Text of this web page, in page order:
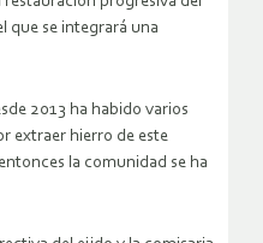
que se integrará una
2013 ha habido varios
extraer hierro de este
la comunidad se ha